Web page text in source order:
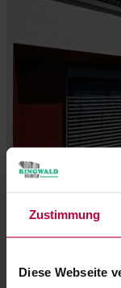
Zustimmung
Diese Webseite